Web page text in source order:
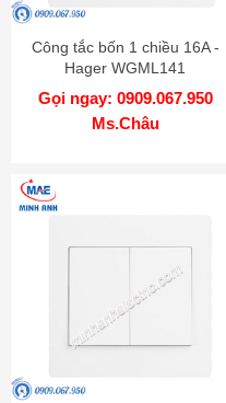
Công tắc bốn 1 chiều 16A -
Hager WGML141
Gọi ngay: 0909.067.950
Ms.Châu